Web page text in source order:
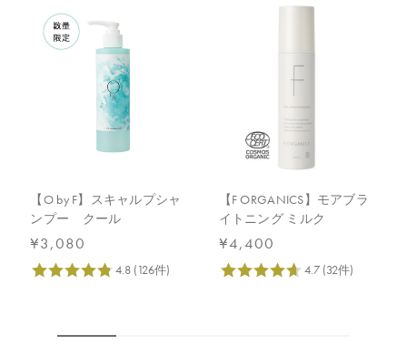
【O by F】スキャルプシャ
ンプー クール
¥3,080
【F ORGANICS】モアブラ
イトニング ミルク
¥4,400